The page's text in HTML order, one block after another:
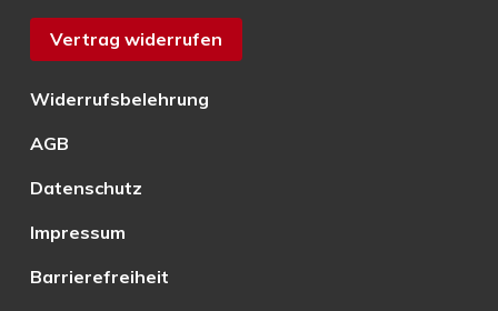
Vertrag widerrufen
Widerrufsbelehrung
AGB
Datenschutz
Impressum
Barrierefreiheit